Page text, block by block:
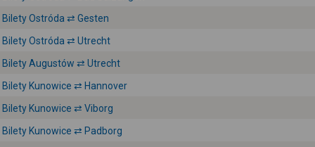
Bilety Ostróda ⇄ Gesten
Bilety Ostróda ⇄ Utrecht
Bilety Augustów ⇄ Utrecht
Bilety Kunowice ⇄ Hannover
Bilety Kunowice ⇄ Viborg
Bilety Kunowice ⇄ Padborg